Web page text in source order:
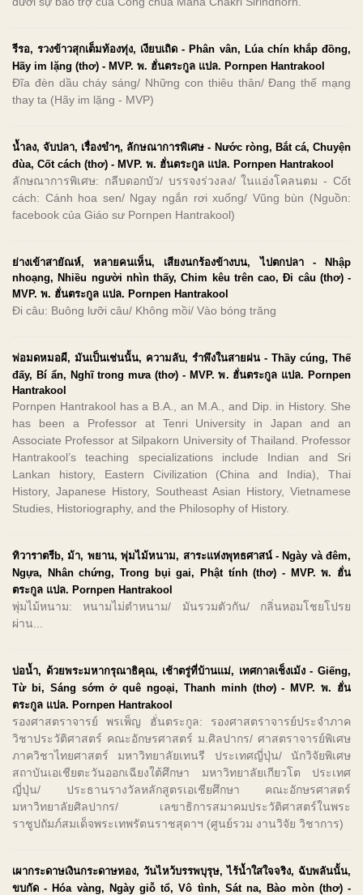
รีรอ, รวงข้าวสุกเต็มท้องทุ่ง, เงียบเถิด - Phân vân, Lúa chín khắp đồng,
Hãy im lặng (thơ) - MVP. พ. ฮั่นตระกูล แปล. Pornpen Hantrakool
Đĩa đèn dầu cháy sáng/ Những con thiêu thân/ Đang thế mạng
thay ta (Hãy im lặng - MVP)
น้ำลง, จับปลา, เรื่องขำๆ, ลักษณาการพิเศษ - Nước ròng, Bắt cá, Chuyện
đùa, Cốt cách (thơ) - MVP. พ. ฮั่นตระกูล แปล. Pornpen Hantrakool
ลักษณาการพิเศษ: กลีบดอกบัว/ บรรจงร่วงลง/ ในแอ่งโคลนตม - Cốt
cách: Cánh hoa sen/ Ngay ngắn rơi xuống/ Vũng bùn (Nguồn:
facebook của Giáo sư Pornpen Hantrakool)
ย่างเข้าสายัณห์, หลายคนเห็น, เสียงนกร้องข้างบน, ไปตกปลา - Nhập
nhoạng, Nhiều người nhìn thấy, Chim kêu trên cao, Đi câu (thơ) -
MVP. พ. ฮั่นตระกูล แปล. Pornpen Hantrakool
Đi câu: Buông lưỡi câu/ Không mồi/ Vào bóng trăng
พ่อมดหมอผี, มันเป็นเช่นนั้น, ความลับ, รำพึงในสายฝน - Thầy cúng, Thế
đấy, Bí ẩn, Nghĩ trong mưa (thơ) - MVP. พ. ฮั่นตระกูล แปล. Pornpen
Hantrakool
Pornpen Hantrakool has a B.A., an M.A., and Dip. in History. She
has been a Professor at Tenri University in Japan and an
Associate Professor at Silpakorn University of Thailand. Professor
Hantrakool’s teaching specializations include Indian and Sri
Lankan history, Eastern Civilization (China and India), Thai
History, Japanese History, Southeast Asian History, Vietnamese
Studies, Historiography, and the Philosophy of History.
ทิวาราตรีb, ม้า, พยาน, พุ่มไม้หนาม, สาระแห่งพุทธศาสน์ - Ngày và đêm,
Ngựa, Nhân chứng, Trong bụi gai, Phật tính (thơ) - MVP. พ. ฮั่น
ตระกูล แปล. Pornpen Hantrakool
พุ่มไม้หนาม: หนามไม่ตำหนาม/ มันรวมตัวกัน/ กลิ่นหอมโชยโปรย
ผ่าน...
บ่อน้ำ, ด้วยพระมหากรุณาธิคุณ, เช้าตรู่ที่บ้านแม่, เทศกาลเช็งเม้ง - Giếng,
Từ bi, Sáng sớm ở quê ngoại, Thanh minh (thơ) - MVP. พ. ฮั่น
ตระกูล แปล. Pornpen Hantrakool
รองศาสตราจารย์ พรเพ็ญ ฮั่นตระกูล: รองศาสตราจารย์ประจําภาค
วิชาประวัติศาสตร์ คณะอักษรศาสตร์ ม.ศิลปากร/ ศาสตราจารย์พิเศษ
ภาควิชาไทยศาสตร์ มหาวิทยาลัยเทนรี ประเทศญี่ปุ่น/ นักวิจัยพิเศษ
สถาบันเอเชียตะวันออกเฉียงใต้ศึกษา มหาวิทยาลัยเกียวโต ประเทศ
ญี่ปุ่น/ ประธานรางวัลหลักสูตรเอเชียศึกษา คณะอักษรศาสตร์
มหาวิทยาลัยศิลปากร/ เลขาธิการสมาคมประวัติศาสตร์ในพระ
ราชูปถัมภ์สมเด็จพระเทพรัตนราชสุดาฯ (ศูนย์รวม งานวิจัย วิชาการ)
เผากระดาษเงินกระดาษทอง, วันไหว้บรรพบุรุษ, ไร้น้ำใสใจจริง, ฉับพลันนั้น,
ขบกัด - Hóa vàng, Ngày giỗ tổ, Vô tình, Sát na, Bào mòn (thơ) -